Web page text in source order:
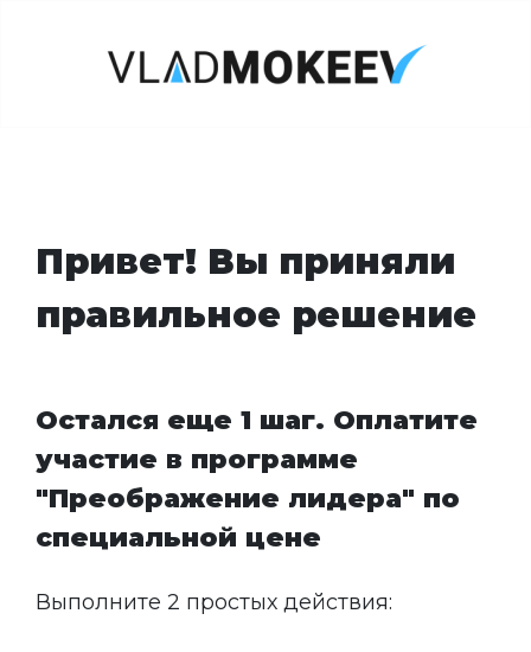
Привет! Вы приняли
правильное решение
Остался еще 1 шаг. Оплатите
участие в программе
"Преображение лидера" по
специальной цене
Выполните 2 простых действия: